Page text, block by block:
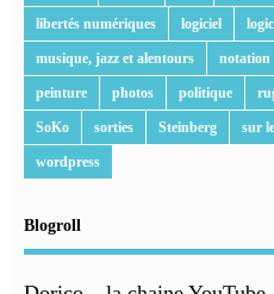
libertés numériques logiciel
musique, jazz et alentours notation
peinture photos politique
SoKo sorties Steinberg sur
wordpress
Blogroll